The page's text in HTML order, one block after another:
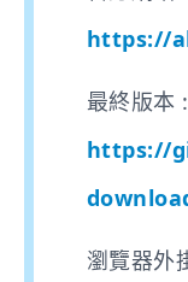
https://
最終版本 :
https://
瀏覽器外